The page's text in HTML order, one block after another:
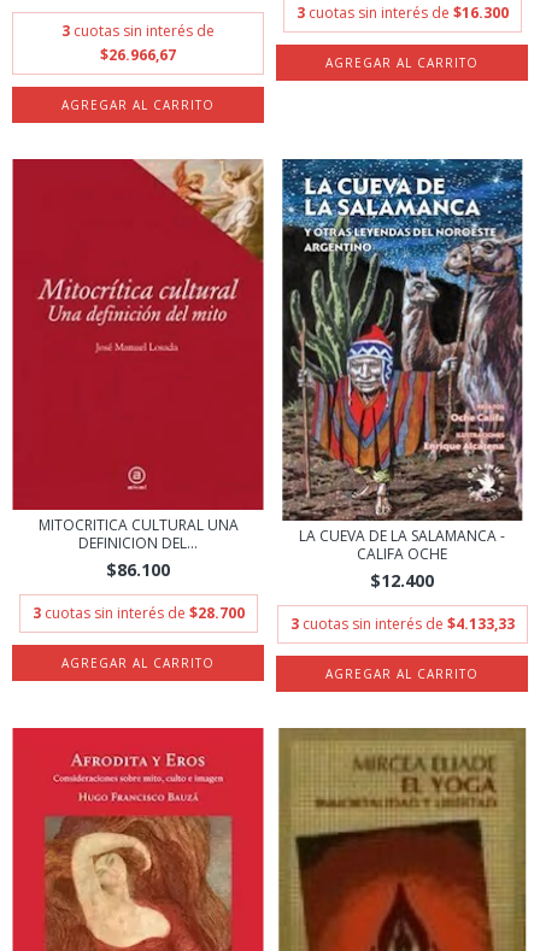
3 cuotas sin interés de
$26.966,67
3 cuotas sin interés de $16.300
MITOCRITICA CULTURAL UNA
DEFINICION DEL...
$86.100
3 cuotas sin interés de $28.700
LA CUEVA DE LA SALAMANCA -
CALIFA OCHE
$12.400
3 cuotas sin interés de $4.133,33